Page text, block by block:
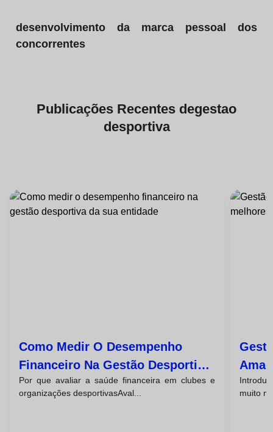
desenvolvimento da marca pessoal dos
concorrentes
Publicações Recentes degestao
desportiva
Como Medir O Desempenho
Financeiro Na Gestão Desportiva
Da Sua Entidade
Por que avaliar a saúde financeira em clubes e
organizações desportivasAval...
muito